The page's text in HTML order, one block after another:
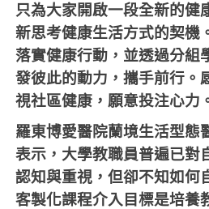
只為大家開啟一段全新的健
新思考健康生活方式的契機
落實健康行動，並透過分組
發彼此的動力，攜手前行。
視社區健康，願意投注心力
羅東博愛醫院蘭境生活型態
表示，大學教職員普遍已對
認知與重視，但卻不知如何
客製化課程介入目標是培養